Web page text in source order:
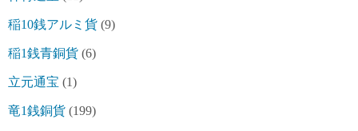
稲10銭アルミ貨 (9)
稲1銭青銅貨 (6)
立元通宝 (1)
竜1銭銅貨 (199)